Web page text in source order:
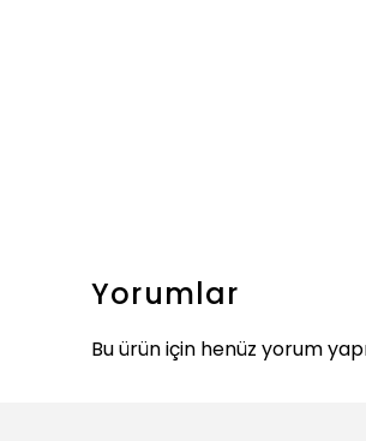
Yorumlar
Bu ürün için henüz yorum